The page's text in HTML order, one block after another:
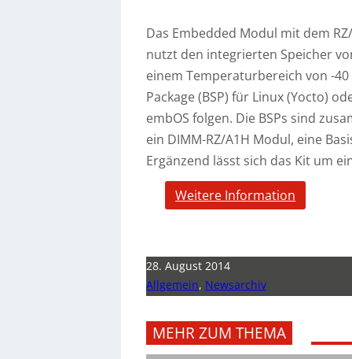
Das Embedded Modul mit dem
nutzt den integrierten Speicher
einem Temperaturbereich von -
Package (BSP) für Linux (Yocto)
embOS folgen. Die BSPs sind
ein DIMM-RZ/A1H Modul, eine
Ergänzend lässt sich das Kit um
Weitere Information
28. August 2014
Allgemein, Newsarchiv
MEHR ZUM THEMA